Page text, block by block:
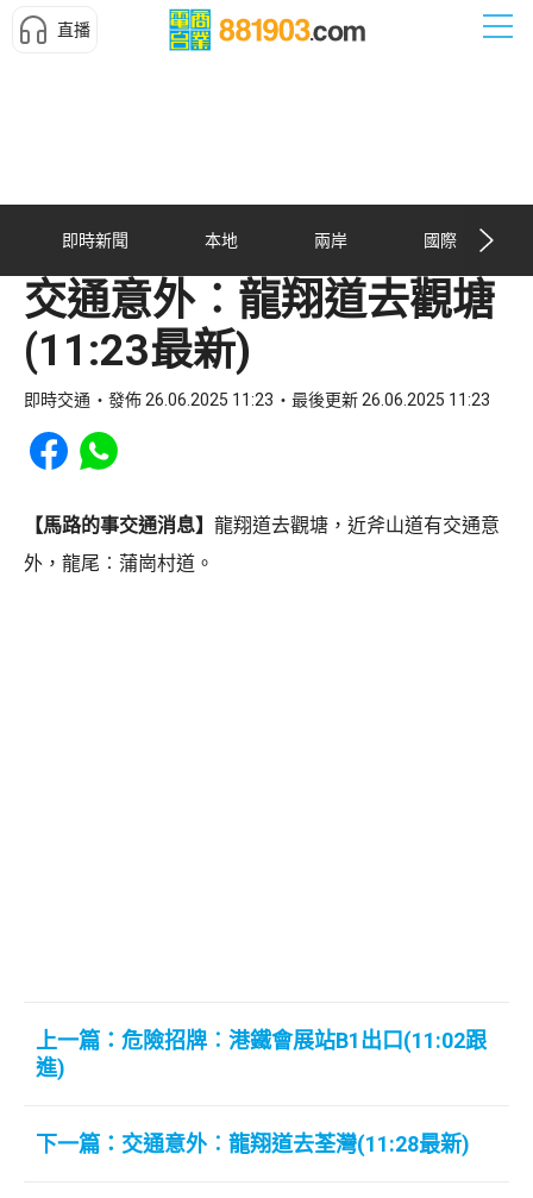
直播
即時新聞 本地 兩岸 國際
交通意外︰龍翔道去觀塘
(11:23最新)
即時交通 發佈 26.06.2025 11:23 最後更新 26.06.2025 11:23
Share to Facebook
Share to WhatsApp
【馬路的事交通消息】 龍翔道去觀塘，近斧山道有交通意
外，龍尾︰蒲崗村道。
上一篇：危險招牌︰港鐵會展站B1出口(11:02跟
進)
下一篇：交通意外︰龍翔道去荃灣(11:28最新)